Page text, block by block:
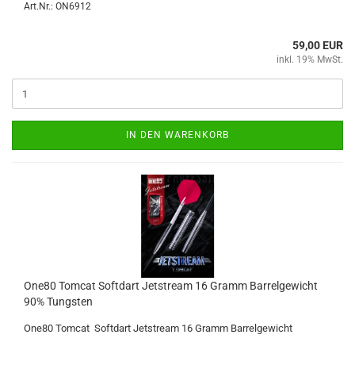
Art.Nr.: ON6912
59,00 EUR
inkl. 19% MwSt.
IN DEN WARENKORB
One80 Tom­cat Softdart Jet­stream 16 Gramm Bar­rel­ge­wicht
90% Tungs­ten
One80 Tom­cat Softdart Jet­stream 16 Gramm Bar­rel­ge­wicht